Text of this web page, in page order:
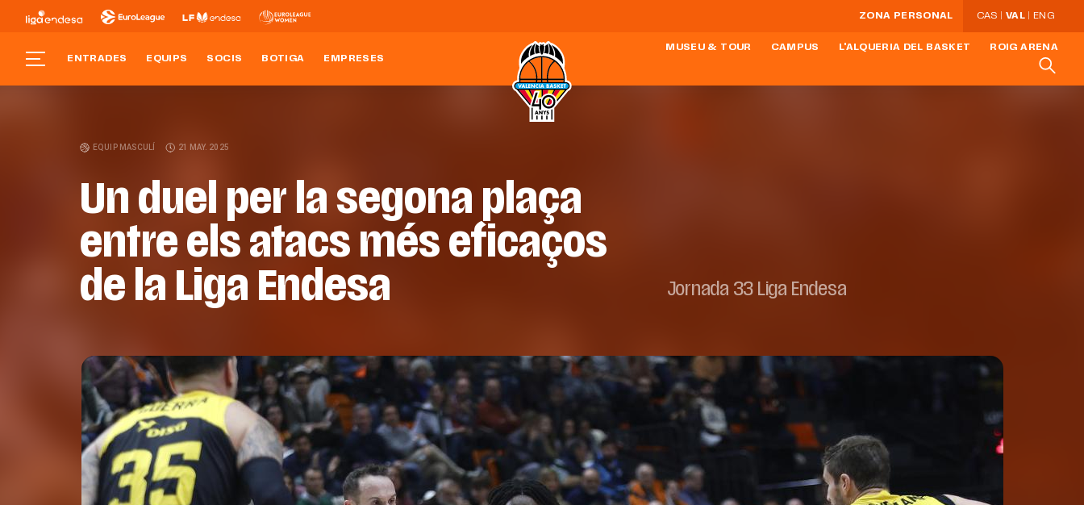
ZONA PERSONAL CAS VAL ENG
ENTRADES EQUIPS SOCIS BOTIGA EMPRESES
MUSEU & TOUR CAMPUS L'ALQUERIA DEL BASKET ROIG ARENA
EQUIP MASCULÍ 21 MAY. 2025
Un duel per la segona plaça
entre els atacs més eficaços
de la Liga Endesa
Jornada 33 Liga Endesa